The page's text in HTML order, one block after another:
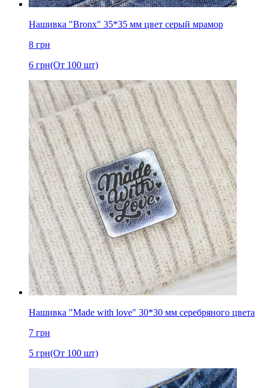
Нашивка "Bronx" 35*35 мм цвет серый мрамор
8 грн
6 грн(От 100 шт)
Нашивка "Made with love" 30*30 мм серебряного цвета
7 грн
5 грн(От 100 шт)